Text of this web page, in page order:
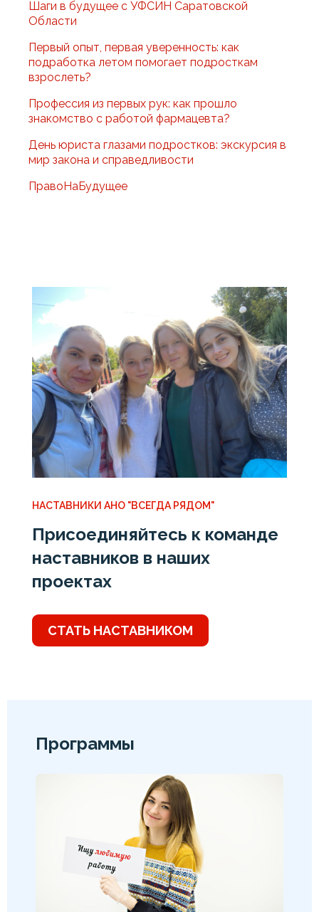
Шаги в будущее с УФСИН Саратовской
Области
Первый опыт, первая уверенность: как
подработка летом помогает подросткам
взрослеть?
Профессия из первых рук: как прошло
знакомство с работой фармацевта?
День юриста глазами подростков: экскурсия в
мир закона и справедливости
ПравоНаБудущее
НАСТАВНИКИ АНО "ВСЕГДА РЯДОМ"
Присоединяйтесь к команде
наставников в наших
проектах
СТАТЬ НАСТАВНИКОМ
Программы